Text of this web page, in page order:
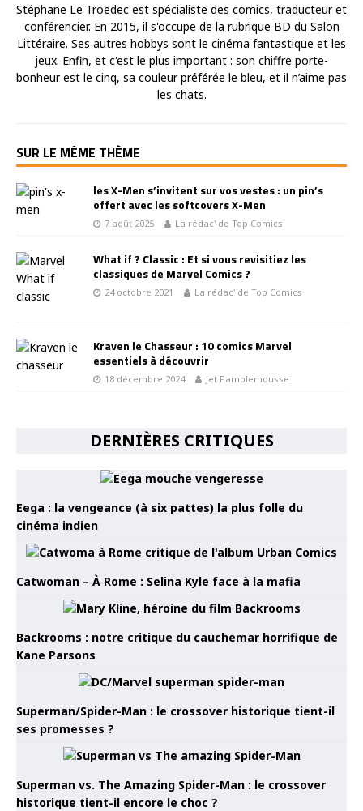
Stéphane Le Troëdec est spécialiste des comics, traducteur et
conférencier. En 2015, il s'occupe de la rubrique BD du Salon
Littéraire. Ses autres hobbys sont le cinéma fantastique et les
jeux. Enfin, et c'est le plus important : son chiffre porte-
bonheur est le cinq, sa couleur préférée le bleu, et il n’aime pas
les chats.
SUR LE MÊME THÈME
les X-Men s’invitent sur vos vestes : un pin’s
offert avec les softcovers X-Men
7 août 2025 La rédac' de Top Comics
What if ? Classic : Et si vous revisitiez les
classiques de Marvel Comics ?
24 octobre 2021 La rédac' de Top Comics
Kraven le Chasseur : 10 comics Marvel
essentiels à découvrir
18 décembre 2024 Jet Pamplemousse
DERNIÈRES CRITIQUES
Eega : la vengeance (à six pattes) la plus folle du
cinéma indien
Catwoman – À Rome : Selina Kyle face à la mafia
Backrooms : notre critique du cauchemar horrifique de
Kane Parsons
Superman/Spider-Man : le crossover historique tient-il
ses promesses ?
Superman vs. The Amazing Spider-Man : le crossover
historique tient-il encore le choc ?